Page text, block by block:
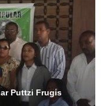
Puttzi Frugis